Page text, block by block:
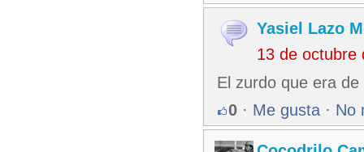
Yasiel Lazo
13 de octubre
El zurdo que era
0 · Me gusta · No